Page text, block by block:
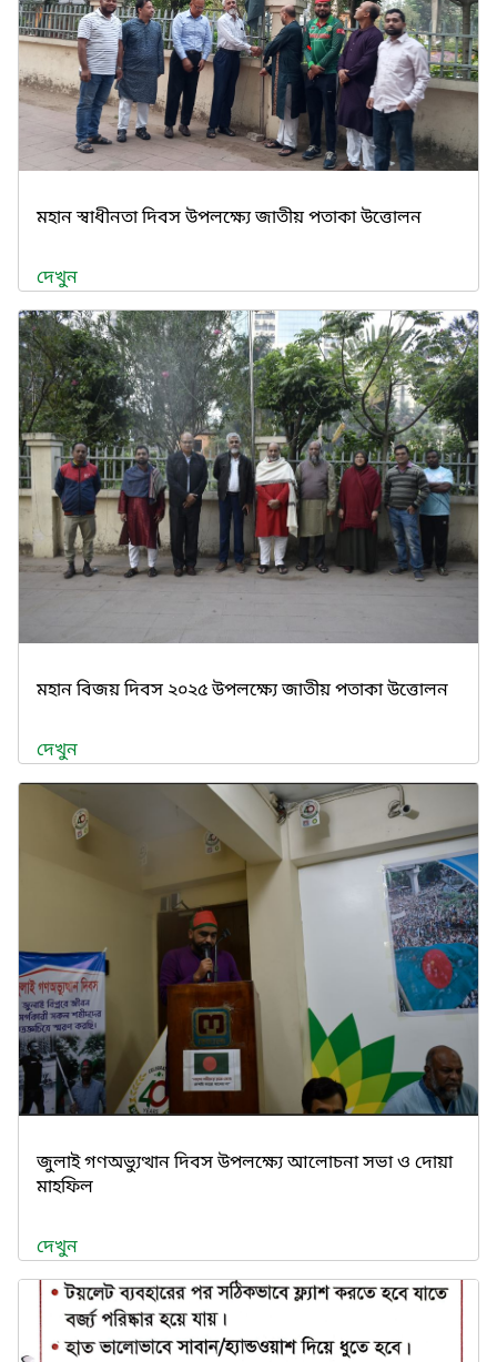
মহান স্বাধীনতা দিবস উপলক্ষ্যে জাতীয় পতাকা উত্তোলন
দেখুন
মহান বিজয় দিবস ২০২৫ উপলক্ষ্যে জাতীয় পতাকা উত্তোলন
দেখুন
জুলাই গণঅভ্যুত্থান দিবস উপলক্ষ্যে আলোচনা সভা ও দোয়া
মাহফিল
দেখুন